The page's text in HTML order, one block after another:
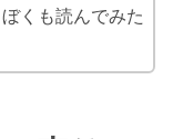
くも読んでみた